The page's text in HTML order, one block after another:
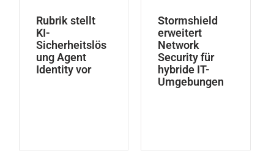
Rubrik stellt
KI-
Sicherheitslös
ung Agent
Identity vor
Stormshield
erweitert
Network
Security für
hybride IT-
Umgebungen